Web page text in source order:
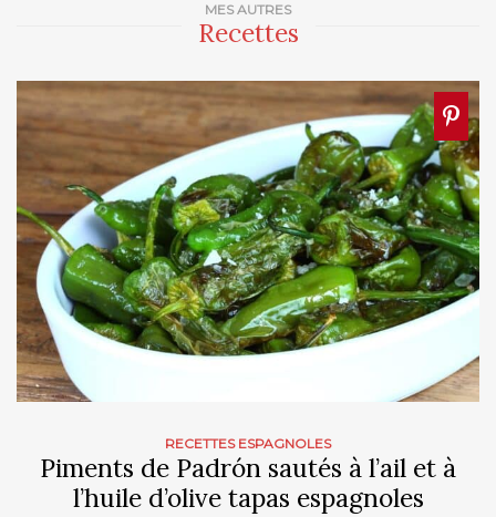
MES AUTRES
Recettes
RECETTES ESPAGNOLES
Piments de Padrón sautés à l’ail et à
l’huile d’olive tapas espagnoles